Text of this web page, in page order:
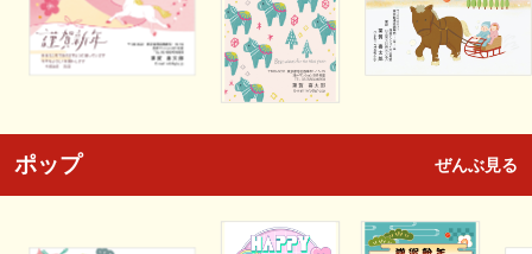
ポップ ぜんぶ見る